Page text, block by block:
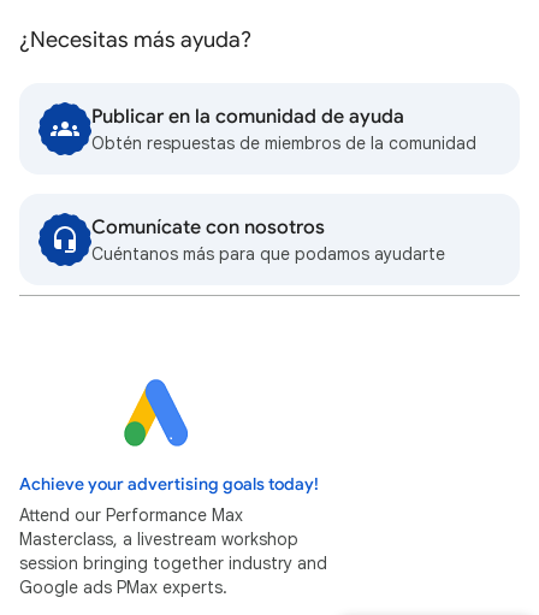
¿Necesitas más ayuda?
Publicar en la comunidad de ayuda
Obtén respuestas de miembros de la comunidad
Comunícate con nosotros
Cuéntanos más para que podamos ayudarte
Achieve your advertising goals today!
Attend our Performance Max
Masterclass, a livestream workshop
session bringing together industry and
Google ads PMax experts.